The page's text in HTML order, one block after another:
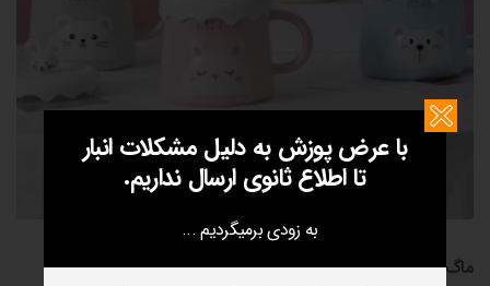
ماگ درب سیلیکونی طرح برجسته حیوانات
با عرض پوزش به دلیل مشکلات انبار
تا اطلاع ثانوی ارسال نداریم.
به زودی برمیگردیم ...